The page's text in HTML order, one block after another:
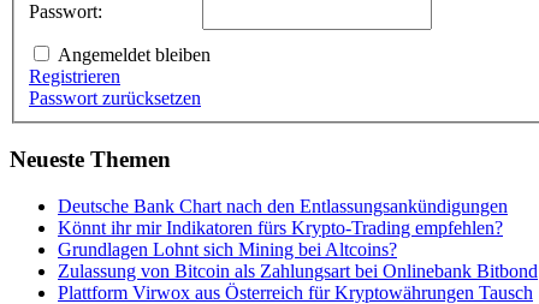
Passwort:
Angemeldet bleiben
Registrieren
Passwort zurücksetzen
Neueste Themen
Deutsche Bank Chart nach den Entlassungsankündigungen
Könnt ihr mir Indikatoren fürs Krypto-Trading empfehlen?
Grundlagen Lohnt sich Mining bei Altcoins?
Zulassung von Bitcoin als Zahlungsart bei Onlinebank Bitbond
Plattform Virwox aus Österreich für Kryptowährungen Tausch